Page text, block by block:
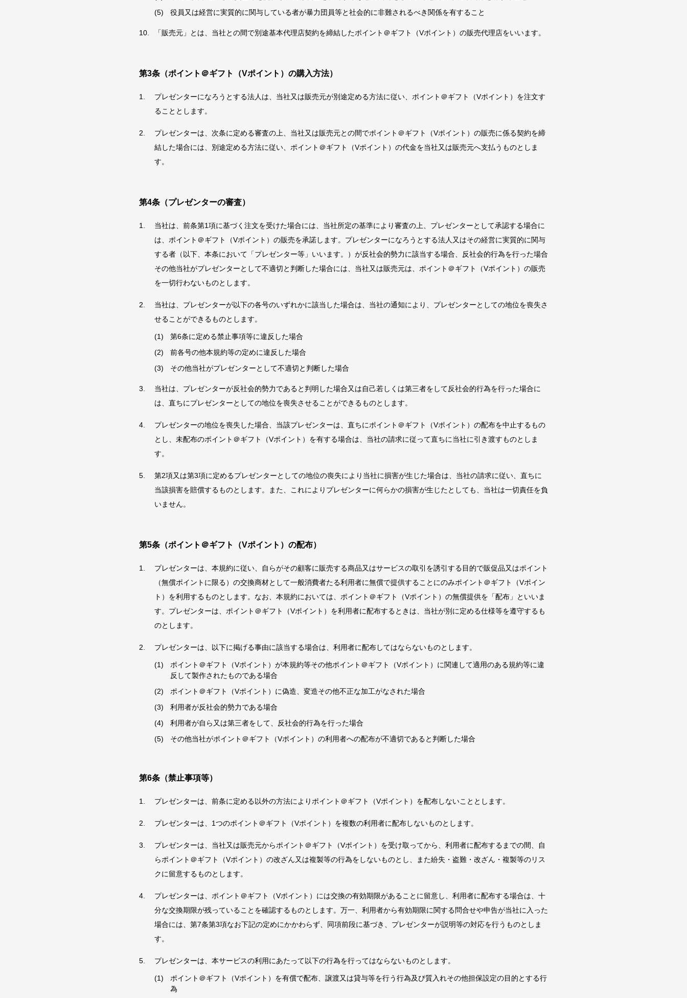
役員又は経営に実質的に関与している者が暴力団員等と社会的に非難されるべき関係を有すること
「販売元」とは、当社との間で別途基本代理店契約を締結したポイント＠ギフト（Vポイント）の販売代理店をいいます。
第3条（ポイント＠ギフト（Vポイント）の購入方法）
プレゼンターになろうとする法人は、当社又は販売元が別途定める方法に従い、ポイント＠ギフト（Vポイント）を注文す
ることとします。
プレゼンターは、次条に定める審査の上、当社又は販売元との間でポイント＠ギフト（Vポイント）の販売に係る契約を締
結した場合には、別途定める方法に従い、ポイント＠ギフト（Vポイント）の代金を当社又は販売元へ支払うものとしま
す。
第4条（プレゼンターの審査）
当社は、前条第1項に基づく注文を受けた場合には、当社所定の基準により審査の上、プレゼンターとして承認する場合に
は、ポイント＠ギフト（Vポイント）の販売を承諾します。プレゼンターになろうとする法人又はその経営に実質的に関与
する者（以下、本条において「プレゼンター等」いいます。）が反社会的勢力に該当する場合、反社会的行為を行った場合
その他当社がプレゼンターとして不適切と判断した場合には、当社又は販売元は、ポイント＠ギフト（Vポイント）の販売
を一切行わないものとします。
当社は、プレゼンターが以下の各号のいずれかに該当した場合は、当社の通知により、プレゼンターとしての地位を喪失さ
せることができるものとします。
第6条に定める禁止事項等に違反した場合
前各号の他本規約等の定めに違反した場合
その他当社がプレゼンターとして不適切と判断した場合
当社は、プレゼンターが反社会的勢力であると判明した場合又は自己若しくは第三者をして反社会的行為を行った場合に
は、直ちにプレゼンターとしての地位を喪失させることができるものとします。
プレゼンターの地位を喪失した場合、当該プレゼンターは、直ちにポイント＠ギフト（Vポイント）の配布を中止するもの
とし、未配布のポイント＠ギフト（Vポイント）を有する場合は、当社の請求に従って直ちに当社に引き渡すものとしま
す。
第2項又は第3項に定めるプレゼンターとしての地位の喪失により当社に損害が生じた場合は、当社の請求に従い、直ちに
当該損害を賠償するものとします。また、これによりプレゼンターに何らかの損害が生じたとしても、当社は一切責任を負
いません。
第5条（ポイント＠ギフト（Vポイント）の配布）
プレゼンターは、本規約に従い、自らがその顧客に販売する商品又はサービスの取引を誘引する目的で販促品又はポイント
（無償ポイントに限る）の交換商材として一般消費者たる利用者に無償で提供することにのみポイント＠ギフト（Vポイン
ト）を利用するものとします。なお、本規約においては、ポイント＠ギフト（Vポイント）の無償提供を「配布」といいま
す。プレゼンターは、ポイント＠ギフト（Vポイント）を利用者に配布するときは、当社が別に定める仕様等を遵守するも
のとします。
プレゼンターは、以下に掲げる事由に該当する場合は、利用者に配布してはならないものとします。
ポイント＠ギフト（Vポイント）が本規約等その他ポイント＠ギフト（Vポイント）に関連して適用のある規約等に違
反して製作されたものである場合
ポイント＠ギフト（Vポイント）に偽造、変造その他不正な加工がなされた場合
利用者が反社会的勢力である場合
利用者が自ら又は第三者をして、反社会的行為を行った場合
その他当社がポイント＠ギフト（Vポイント）の利用者への配布が不適切であると判断した場合
第6条（禁止事項等）
プレゼンターは、前条に定める以外の方法によりポイント＠ギフト（Vポイント）を配布しないこととします。
プレゼンターは、1つのポイント＠ギフト（Vポイント）を複数の利用者に配布しないものとします。
プレゼンターは、当社又は販売元からポイント＠ギフト（Vポイント）を受け取ってから、利用者に配布するまでの間、自
らポイント＠ギフト（Vポイント）の改ざん又は複製等の行為をしないものとし、また紛失・盗難・改ざん・複製等のリス
クに留意するものとします。
プレゼンターは、ポイント＠ギフト（Vポイント）には交換の有効期限があることに留意し、利用者に配布する場合は、十
分な交換期限が残っていることを確認するものとします。万一、利用者から有効期限に関する問合せや申告が当社に入った
場合には、第7条第3項なお下記の定めにかかわらず、同項前段に基づき、プレゼンターが説明等の対応を行うものとしま
す。
プレゼンターは、本サービスの利用にあたって以下の行為を行ってはならないものとします。
ポイント＠ギフト（Vポイント）を有償で配布、譲渡又は貸与等を行う行為及び質入れその他担保設定の目的とする行
為